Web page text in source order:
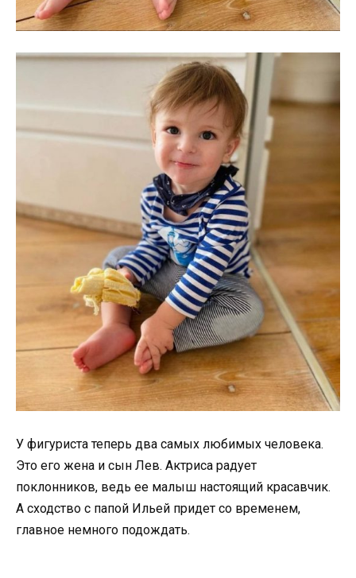
У фигуриста теперь два самых любимых человека.
Это его жена и сын Лев. Актриса радует
поклонников, ведь ее малыш настоящий красавчик.
А сходство с папой Ильей придет со временем,
главное немного подождать.